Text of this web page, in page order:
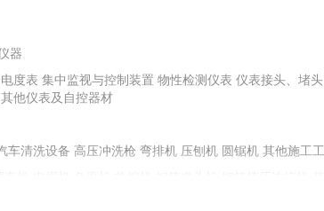
冲击器 潜水电钻机 水井钻机 勘探钻机 非开挖钻机 矿山
程机械
器
电度表 集中监视与控制装置 物性检测仪表 仪表接头、堵头
其他仪表及自控器材
车清洗设备 高压冲洗枪 弯排机 压刨机 圆锯机 其他施工